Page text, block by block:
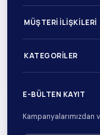
MÜŞTERI İLIŞKILERI
KATEGORILER
E-BÜLTEN KAYIT